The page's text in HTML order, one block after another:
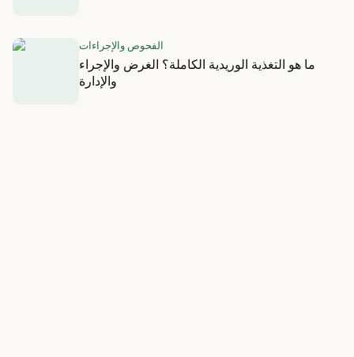
الفحوص والإجراءات
ما هو التغذية الوريدية الكاملة؟ الغرض والإجراء
والإدارة